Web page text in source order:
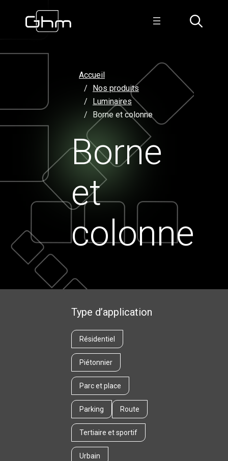
contenu
Accueil
Nos produits
Luminaires
Borne et colonne
Borne
et
colonne
Type d’application
Résidentiel
Piétonnier
Parc et place
Parking Route
Tertiaire et sportif
Urbain